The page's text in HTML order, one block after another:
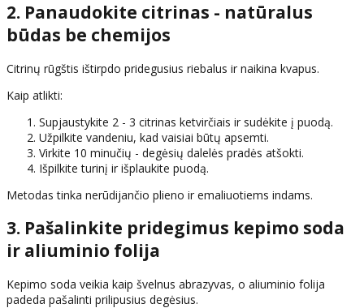
2. Panaudokite citrinas - natūralus
būdas be chemijos
Citrinų rūgštis ištirpdo pridegusius riebalus ir naikina kvapus.
Kaip atlikti:
Supjaustykite 2 - 3 citrinas ketvirčiais ir sudėkite į puodą.
Užpilkite vandeniu, kad vaisiai būtų apsemti.
Virkite 10 minučių - degėsių dalelės pradės atšokti.
Išpilkite turinį ir išplaukite puodą.
Metodas tinka nerūdijančio plieno ir emaliuotiems indams.
3. Pašalinkite pridegimus kepimo soda
ir aliuminio folija
Kepimo soda veikia kaip švelnus abrazyvas, o aliuminio folija
padeda pašalinti prilipusius degėsius.